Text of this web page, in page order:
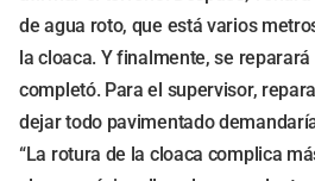
de agua roto, que está varios
la cloaca. Y finalmente, se
completó. Para el supervisor,
dejar todo pavimentado
“La rotura de la cloaca complica